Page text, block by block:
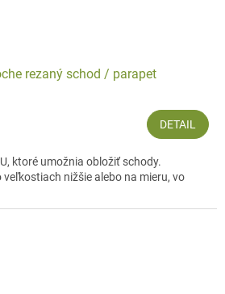
rezaný schod / parapet
DETAIL
ktoré umožnia obložiť schody.
nižšie alebo na mieru, vo